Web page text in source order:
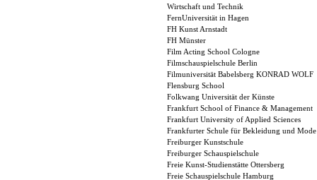
Wirtschaft und Technik
FernUniversität in Hagen
FH Kunst Arnstadt
FH Münster
Film Acting School Cologne
Filmschauspielschule Berlin
Filmuniversität Babelsberg KONRAD WOLF
Flensburg School
Folkwang Universität der Künste
Frankfurt School of Finance & Management
Frankfurt University of Applied Sciences
Frankfurter Schule für Bekleidung und Mode
Freiburger Kunstschule
Freiburger Schauspielschule
Freie Kunst-Studienstätte Ottersberg
Freie Schauspielschule Hamburg